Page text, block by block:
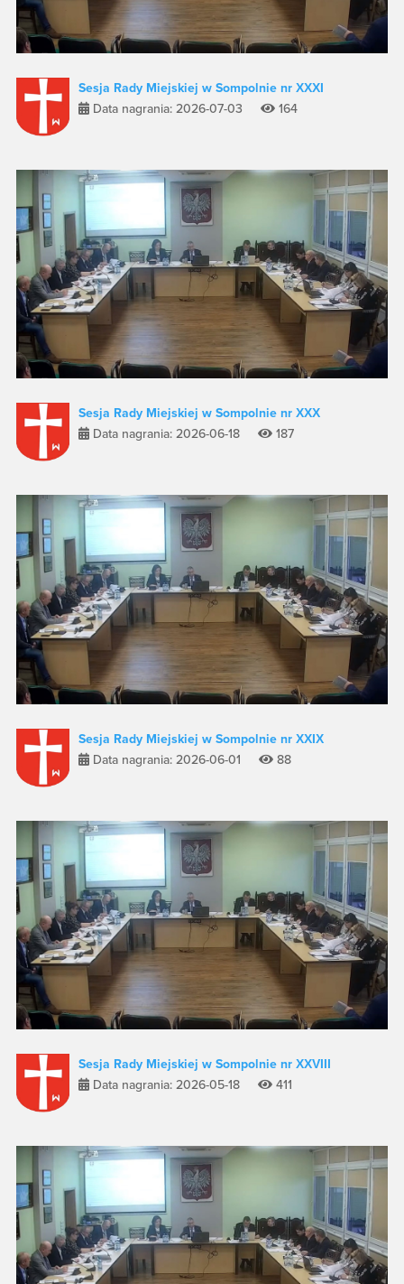
Sesja Rady Miejskiej w Sompolnie nr XXXI
Data nagrania: 2026-07-03
164
Sesja Rady Miejskiej w Sompolnie nr XXX
Data nagrania: 2026-06-18
187
Sesja Rady Miejskiej w Sompolnie nr XXIX
Data nagrania: 2026-06-01
88
Sesja Rady Miejskiej w Sompolnie nr XXVIII
Data nagrania: 2026-05-18
411